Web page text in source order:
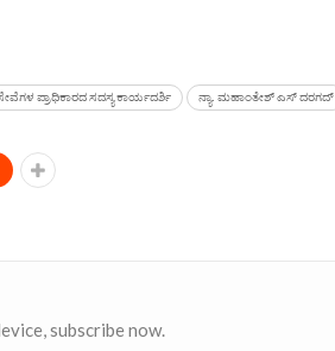
ಪ್ರಾಧಿಕಾರದ ಸದಸ್ಯ ಕಾರ್ಯದರ್ಶಿ ನ್ಯಾ. ಮಹಾಂತೇಶ್ ಎಸ್ ದರಗದ್
subscribe now.